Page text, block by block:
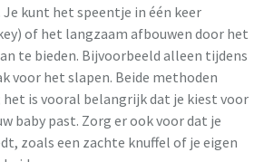
kunt het speentje in één keer
of het langzaam afbouwen door het
te bieden. Bijvoorbeeld alleen tijdens
voor het slapen. Beide methoden
is vooral belangrijk dat je kiest voor
baby past. Zorg er ook voor dat je
zoals een zachte knuffel of je eigen